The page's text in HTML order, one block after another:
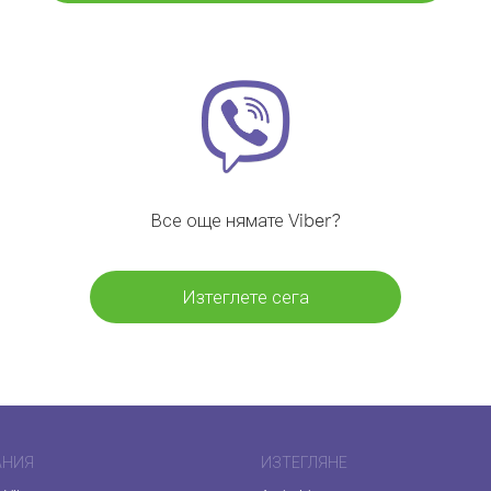
Все още нямате Viber?
Изтеглете сега
ИЗТЕГЛЯНЕ